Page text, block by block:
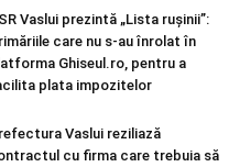
Vaslui prezintă „Lista rușinii”:
care nu s-au înrolat în
Ghiseul.ro, pentru a
plata impozitelor
Vaslui reziliază
cu firma care trebuia să